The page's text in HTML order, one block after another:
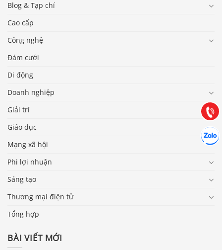
Blog & Tạp chí
Cao cấp
Công nghệ
Đám cưới
Di động
Doanh nghiệp
Giải trí
Giáo dục
Mạng xã hội
Phi lợi nhuận
Sáng tạo
Thương mại điện tử
Tổng hợp
BÀI VIẾT MỚI
Gọi
(028) 22.166.144
Chát